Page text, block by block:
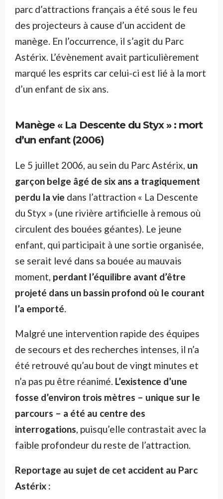
parc d’attractions français a été sous le feu
des projecteurs à cause d’un accident de
manège. En l’occurrence, il s’agit du Parc
Astérix. L’évènement avait particulièrement
marqué les esprits car celui-ci est lié à la mort
d’un enfant de six ans.
Manège « La Descente du Styx » : mort
d’un enfant (2006)
Le 5 juillet 2006, au sein du Parc Astérix, un
garçon belge âgé de six ans a tragiquement
perdu la vie dans l’attraction « La Descente
du Styx » (une rivière artificielle à remous où
circulent des bouées géantes). Le jeune
enfant, qui participait à une sortie organisée,
se serait levé dans sa bouée au mauvais
moment, perdant l’équilibre avant d’être
projeté dans un bassin profond où le courant
l’a emporté.
Malgré une intervention rapide des équipes
de secours et des recherches intenses, il n’a
été retrouvé qu’au bout de vingt minutes et
n’a pas pu être réanimé. L’existence d’une
fosse d’environ trois mètres – unique sur le
parcours – a été au centre des
interrogations, puisqu’elle contrastait avec la
faible profondeur du reste de l’attraction.
Reportage au sujet de cet accident au Parc
Astérix :